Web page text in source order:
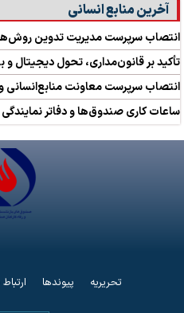
آخرین منابع انسانی
انتصاب سرپرست مدیریت تدوین
تأکید بر قانون‌مداری، تحول دیجیتال و
انتصاب سرپرست معاونت منابع‌انسانی
ساعات کاری صندوق‌ها و دفاتر نمایندگی از ۲۶ اردیبهشت تغییر
تحریریه پیوندها